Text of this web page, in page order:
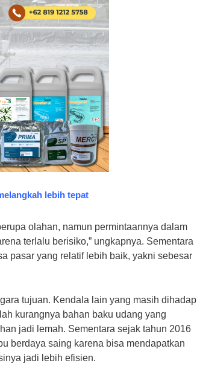
lebih tepat
olahan, namun permintaannya dalam
terlalu berisiko,” ungkapnya. Sementara
pasar yang relatif lebih baik, yakni sebesar
tujuan. Kendala lain yang masih
kurangnya bahan baku udang yang
jadi lemah. Sementara sejak tahun 2016
berdaya saing karena bisa mendapatkan
jadi lebih efisien.